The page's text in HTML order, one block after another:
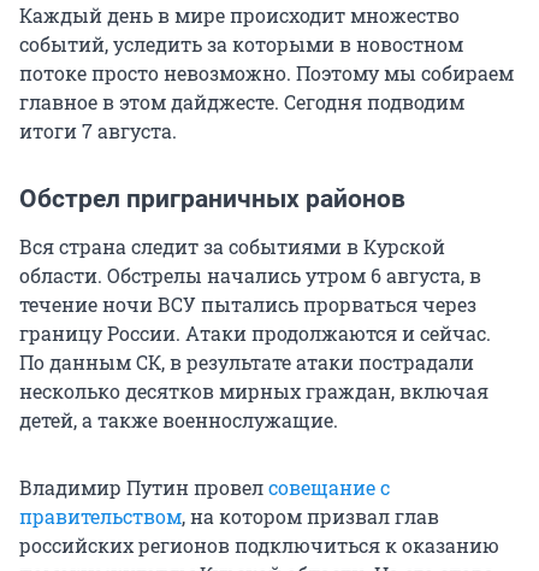
Каждый день в мире происходит множество
событий, уследить за которыми в новостном
потоке просто невозможно. Поэтому мы собираем
главное в этом дайджесте. Сегодня подводим
итоги 7 августа.
Обстрел приграничных районов
Вся страна следит за событиями в Курской
области. Обстрелы начались утром 6 августа, в
течение ночи ВСУ пытались прорваться через
границу России. Атаки продолжаются и сейчас.
По данным СК, в результате атаки пострадали
несколько десятков мирных граждан, включая
детей, а также военнослужащие.
Владимир Путин провелсовещание с
правительством, на котором призвал глав
российских регионов подключиться к оказанию